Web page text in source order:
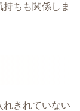
ちも関係しま
れきれていない